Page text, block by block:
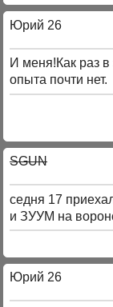
Юрий 26
И меня!Как раз в
опыта почти нет.
SGUN
седня 17
и ЗУУМ на
Юрий 26